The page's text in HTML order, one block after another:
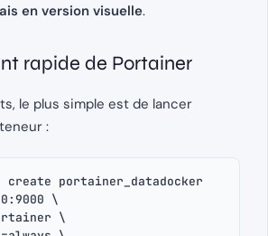
en version visuelle.
rapide de Portainer
le plus simple est de lancer
:
create portainer_datadocker
\
\